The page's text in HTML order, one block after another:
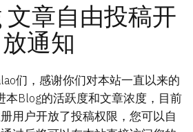
文章自由投稿开
放通知
们，感谢你们对本站一直以来的
本Blog的活跃度和文章浓度，目前
用户开放了投稿权限，您可以自